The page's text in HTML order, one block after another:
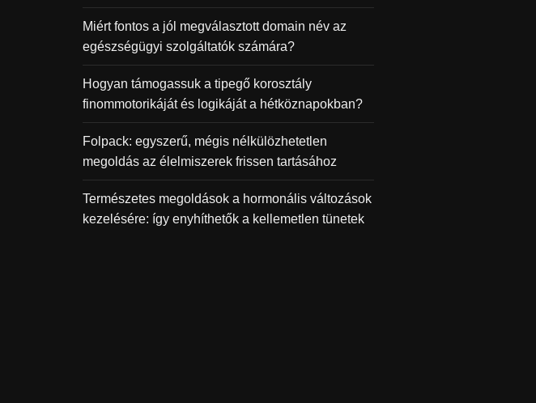
Miért fontos a jól megválasztott domain név az
egészségügyi szolgáltatók számára?
Hogyan támogassuk a tipegő korosztály
finommotorikáját és logikáját a hétköznapokban?
Folpack: egyszerű, mégis nélkülözhetetlen
megoldás az élelmiszerek frissen tartásához
Természetes megoldások a hormonális változások
kezelésére: így enyhíthetők a kellemetlen tünetek